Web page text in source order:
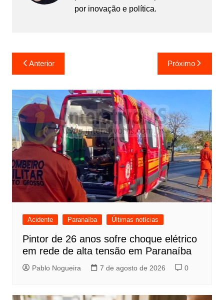
por inovação e política.
Navegação
de
Post
Anterior Próximo
Acidente Paranaíba Últimas notícias
Pintor de 26 anos sofre choque elétrico
em rede de alta tensão em Paranaíba
Pablo Nogueira 7 de agosto de 2026 0